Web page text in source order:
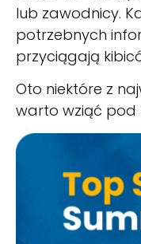
lub zawodnicy.
potrzebnych
przyciągają
Oto niektóre z
warto wziąć pod